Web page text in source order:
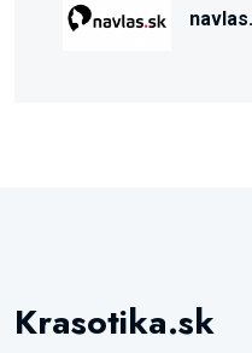
Krasotika.sk